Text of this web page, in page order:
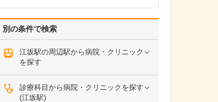
別の条件で検索
江坂駅の周辺駅から病院・クリニック
を探す
診療科目から病院・クリニックを探す
(江坂駅)